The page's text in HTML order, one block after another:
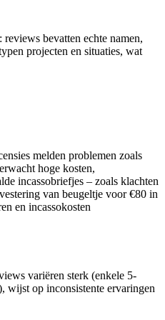
bevatten echte namen,
projecten en situaties, wat
melden problemen zoals
hoge kosten,
incassobriefjes – zoals klachten
van beugeltje voor €80 in
en incassokosten
variëren sterk (enkele 5-
wijst op inconsistente ervaringen